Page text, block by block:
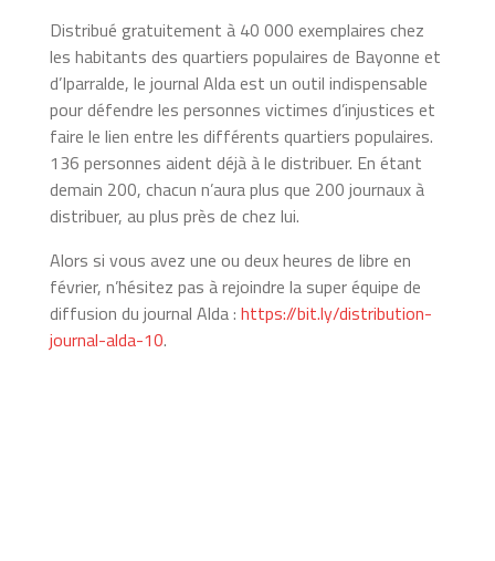
Distribué gratuitement à 40 000 exemplaires chez
les habitants des quartiers populaires de Bayonne et
d’Iparralde, le journal Alda est un outil indispensable
pour défendre les personnes victimes d’injustices et
faire le lien entre les différents quartiers populaires.
136 personnes aident déjà à le distribuer. En étant
demain 200, chacun n’aura plus que 200 journaux à
distribuer, au plus près de chez lui.
Alors si vous avez une ou deux heures de libre en
février, n’hésitez pas à rejoindre la super équipe de
diffusion du journal Alda : https://bit.ly/distribution-
journal-alda-10.